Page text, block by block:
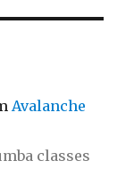
Avalanche
classes